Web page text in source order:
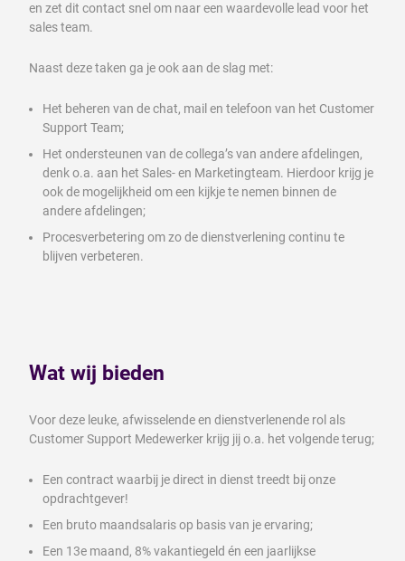
en zet dit contact snel om naar een waardevolle lead voor het
sales team.
Naast deze taken ga je ook aan de slag met:
Het beheren van de chat, mail en telefoon van het Customer
Support Team;
Het ondersteunen van de collega’s van andere afdelingen,
denk o.a. aan het Sales- en Marketingteam. Hierdoor krijg je
ook de mogelijkheid om een kijkje te nemen binnen de
andere afdelingen;
Procesverbetering om zo de dienstverlening continu te
blijven verbeteren.
Wat wij bieden
Voor deze leuke, afwisselende en dienstverlenende rol als
Customer Support Medewerker krijg jij o.a. het volgende terug;
Een contract waarbij je direct in dienst treedt bij onze
opdrachtgever!
Een bruto maandsalaris op basis van je ervaring;
Een 13e maand, 8% vakantiegeld én een jaarlijkse